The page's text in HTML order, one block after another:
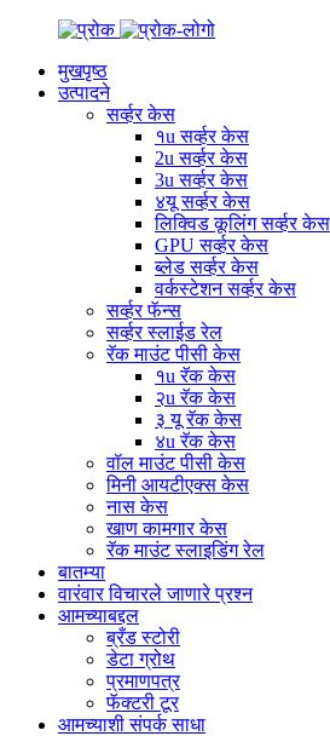
मुखपृष्ठ
उत्पादने
सर्व्हर केस
१u सर्व्हर केस
2u सर्व्हर केस
3u सर्व्हर केस
४यू सर्व्हर केस
लिक्विड कूलिंग सर्व्हर केस
GPU सर्व्हर केस
ब्लेड सर्व्हर केस
वर्कस्टेशन सर्व्हर केस
सर्व्हर फॅन्स
सर्व्हर स्लाईड रेल
रॅक माउंट पीसी केस
१u रॅक केस
२u रॅक केस
३ यू रॅक केस
४u रॅक केस
वॉल माउंट पीसी केस
मिनी आयटीएक्स केस
नास केस
खाण कामगार केस
रॅक माउंट स्लाइडिंग रेल
बातम्या
वारंवार विचारले जाणारे प्रश्न
आमच्याबद्दल
ब्रँड स्टोरी
डेटा ग्रोथ
प्रमाणपत्र
फॅक्टरी टूर
आमच्याशी संपर्क साधा